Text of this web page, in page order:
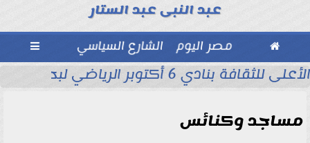
عبد النبى عبد الستار
 مصر اليوم الشارع السياسي 
التاريخ في...
الأعلى للثقافة بنادي 6 أكتوبر الرياضي لبحث ظاهرة العنف المجتمعي
مساجد وكنائس